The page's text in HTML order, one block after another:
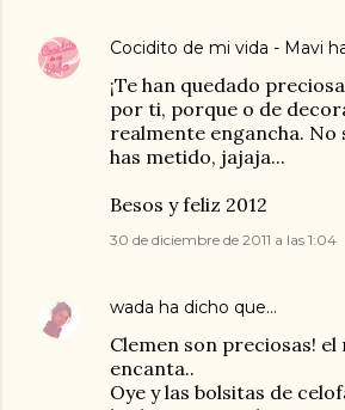
Cocidito de mi vida - Mavi
¡Te han quedado
por ti, porque o de
realmente engancha. No
has metido, jajaja...
Besos y feliz 2012
30 de diciembre de 2011 a las 1:04
wada ha dicho que…
Clemen son preciosas! el
encanta..
Oye y las bolsitas de